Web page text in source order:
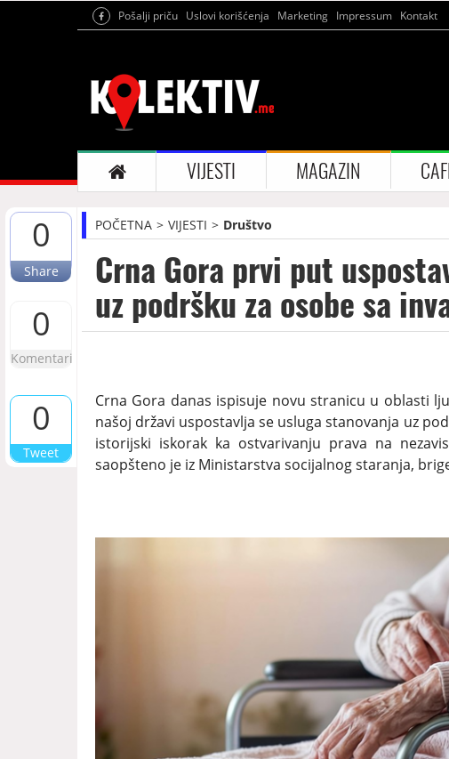
Pošalji priču Uslovi korišćenja Marketing Impressum Kontakt
VIJESTI MAGAZIN
0
Share
0
Komentari
0
Tweet
POČETNA VIJESTI Društvo
Crna Gora prvi put
uz podršku za osobe sa
Crna Gora danas ispisuje novu stranicu u oblasti
našoj državi uspostavlja se usluga stanovanja uz
istorijski iskorak ka ostvarivanju prava na
saopšteno je iz Ministarstva socijalnog staranja,